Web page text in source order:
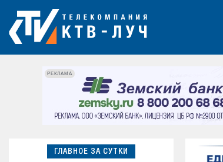
РЕКЛАМА
ГЛАВНОЕ ЗА СУТКИ